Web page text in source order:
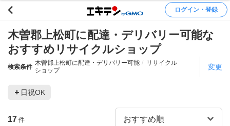
ログイン・登録
木曽郡上松町に配達・デリバリー可能な
おすすめリサイクルショップ
検索条件
木曽郡上松町に配達・デリバリー可能
リサイクル
ショップ
変更
日祝OK
17 件